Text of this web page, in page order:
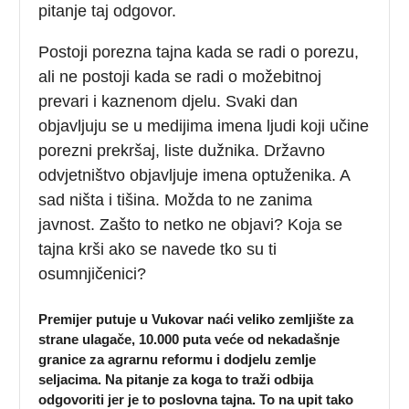
pitanje taj odgovor.
Postoji porezna tajna kada se radi o porezu,
ali ne postoji kada se radi o možebitnoj
prevari i kaznenom djelu. Svaki dan
objavljuju se u medijima imena ljudi koji učine
porezni prekršaj, liste dužnika. Državno
odvjetništvo objavljuje imena optuženika. A
sad ništa i tišina. Možda to ne zanima
javnost. Zašto to netko ne objavi? Koja se
tajna krši ako se navede tko su ti
osumnjičenici?
Premijer putuje u Vukovar naći veliko zemljište za
strane ulagače, 10.000 puta veće od nekadašnje
granice za agrarnu reformu i dodjelu zemlje
seljacima. Na pitanje za koga to traži odbija
odgovoriti jer je to poslovna tajna. To na upit tako